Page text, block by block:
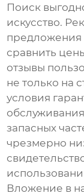
Поиск
искусство.
предложения
сравнить
отзывы
не только на
условия
запасных
чрезмерно
Вложение в